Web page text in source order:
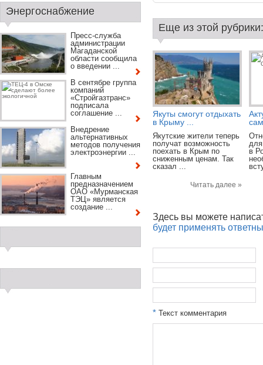
Еще из этой рубрики:
Якуты смогут отдыхать
в Крыму ...
Якутские жители теперь
получат возможность
поехать в Крым по
сниженным ценам. Так
сказал ...
Читать далее »
для
в
Здесь вы можете
будет применять
* Текст комментария
Энергоснабжение
Пресс-служба
администрации
Магаданской
области сообщила
о введении ...
В сентябре группа
компаний
«Стройгазтранс»
подписала
соглашение ...
Внедрение
альтернативных
методов получения
электроэнергии ...
Главным
предназначением
ОАО «Мурманская
ТЭЦ» является
создание ...